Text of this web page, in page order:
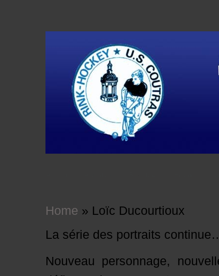
Home » Loïc Ducourtioux
La série des portraits
Nouveau personnage,